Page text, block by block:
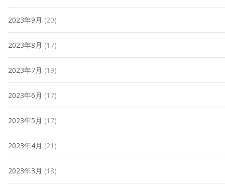
2023年9月 (20)
2023年8月 (17)
2023年7月 (19)
2023年6月 (17)
2023年5月 (17)
2023年4月 (21)
2023年3月 (18)